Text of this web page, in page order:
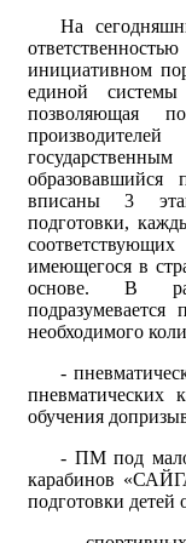
На
инициативном
единой
позволяющая
вписаны 3
подготовки,
имеющегося в
основе. В
подразумевается
необходимого
-
обучения
- ПМ под
карабинов
подготовки детей